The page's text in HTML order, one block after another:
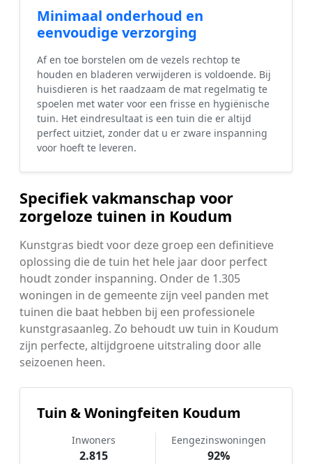
Minimaal onderhoud en
eenvoudige verzorging
Af en toe borstelen om de vezels rechtop te
houden en bladeren verwijderen is voldoende. Bij
huisdieren is het raadzaam de mat regelmatig te
spoelen met water voor een frisse en hygiënische
tuin. Het eindresultaat is een tuin die er altijd
perfect uitziet, zonder dat u er zware inspanning
voor hoeft te leveren.
Specifiek vakmanschap voor
zorgeloze tuinen in Koudum
Kunstgras biedt voor deze groep een definitieve
oplossing die de tuin het hele jaar door perfect
houdt zonder inspanning. Onder de 1.305
woningen in de gemeente zijn veel panden met
tuinen die baat hebben bij een professionele
kunstgrasaanleg. Zo behoudt uw tuin in Koudum
zijn perfecte, altijdgroene uitstraling door alle
seizoenen heen.
Tuin & Woningfeiten Koudum
Inwoners
2.815
Eengezinswoningen
92%